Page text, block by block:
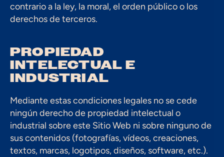
contrario a la ley, la moral, el orden público o los
derechos de terceros.
PROPIEDAD
INTELECTUAL E
INDUSTRIAL
Mediante estas condiciones legales no se cede
ningún derecho de propiedad intelectual o
industrial sobre este Sitio Web ni sobre ninguno de
sus contenidos (fotografías, vídeos, creaciones,
textos, marcas, logotipos, diseños, software, etc.).